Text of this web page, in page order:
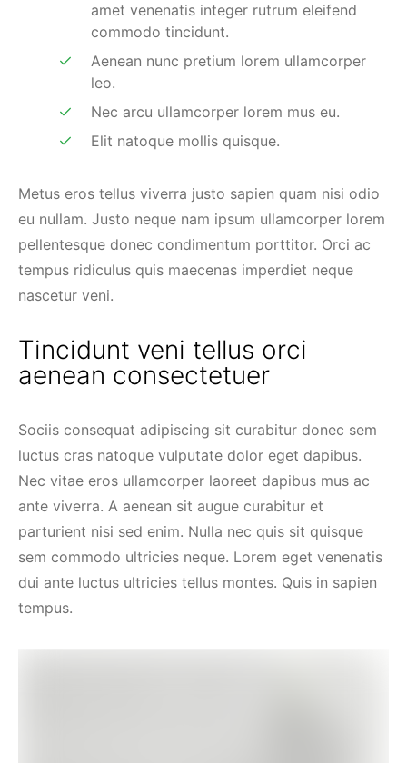
amet venenatis integer rutrum eleifend
commodo tincidunt.
Aenean nunc pretium lorem ullamcorper
leo.
Nec arcu ullamcorper lorem mus eu.
Elit natoque mollis quisque.
Metus eros tellus viverra justo sapien quam nisi odio
eu nullam. Justo neque nam ipsum ullamcorper lorem
pellentesque donec condimentum porttitor. Orci ac
tempus ridiculus quis maecenas imperdiet neque
nascetur veni.
Tincidunt veni tellus orci
aenean consectetuer
Sociis consequat adipiscing sit curabitur donec sem
luctus cras natoque vulputate dolor eget dapibus.
Nec vitae eros ullamcorper laoreet dapibus mus ac
ante viverra. A aenean sit augue curabitur et
parturient nisi sed enim. Nulla nec quis sit quisque
sem commodo ultricies neque. Lorem eget venenatis
dui ante luctus ultricies tellus montes. Quis in sapien
tempus.